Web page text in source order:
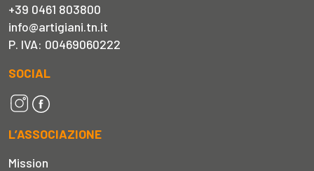
+39 0461 803800
info@artigiani.tn.it
P. IVA: 00469060222
SOCIAL
L’ASSOCIAZIONE
Mission